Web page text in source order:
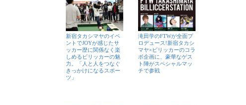
新宿タカシマヤのイベ
ントでJOYが感じたサ
ッカー歴に関係なく楽
しめるビリッカーの魅
力。「人と人をつなぐ
きっかけになるスポー
ツ」
滝田学のFTWが全面プ
ロデュース!新宿タカシ
マヤ×ビリッカーのコラ
ボ企画に、豪華なゲス
ト陣がスペシャルマッ
チで参戦